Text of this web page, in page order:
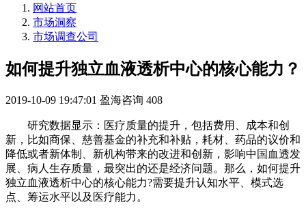
网站首页
市场洞察
市场调查公司
如何提升独立血液透析中心的核心能力？
2019-10-09 19:47:01 盈海咨询 408
研究数据显示：医疗质量的提升，包括费用、成本和创
新，比如商保、慈善基金的补充和补贴，耗材、药品的议价和
降低或者新体制、新机构带来的改进和创新，影响中国血透发
展、病人生存质量，最突出的还是经济问题。那么，如何提升
独立血液透析中心的核心能力?需要提升认知水平、模式选
点、筹运水平以及医疗能力。